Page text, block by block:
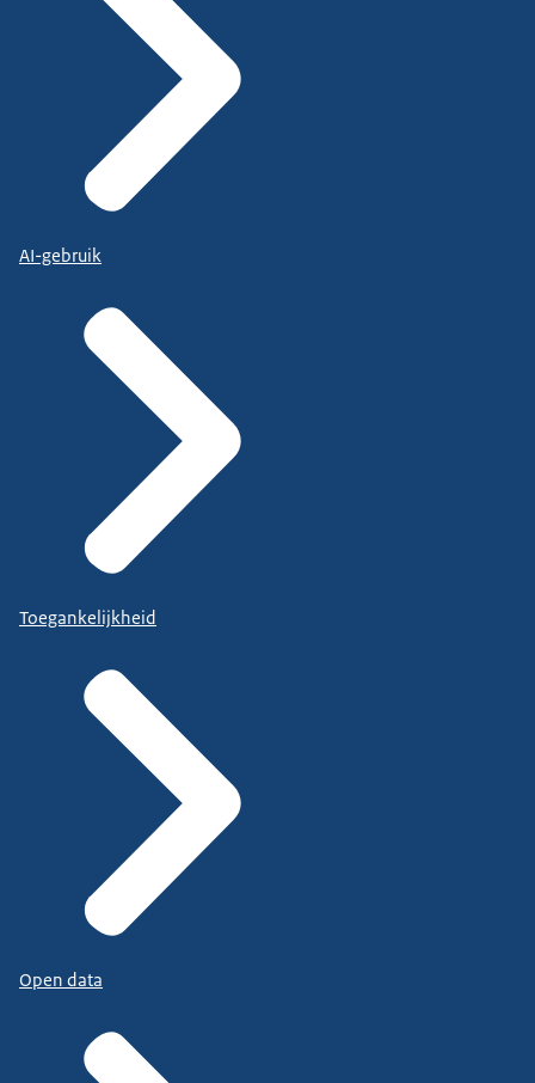
AI-gebruik
Toegankelijkheid
Open data